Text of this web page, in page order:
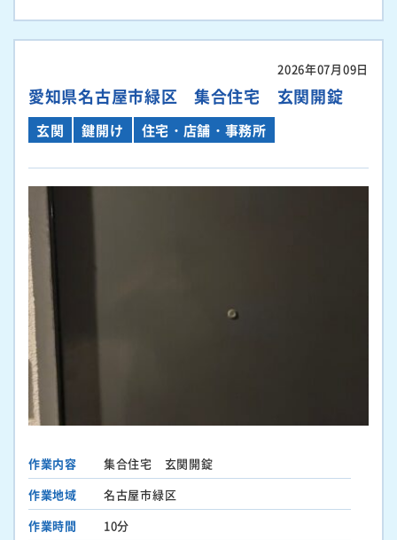
2026年07月09日
愛知県名古屋市緑区 集合住宅 玄関開錠
玄関 鍵開け 住宅・店舗・事務所
作業内容
集合住宅 玄関開錠
作業地域
名古屋市緑区
作業時間
10分